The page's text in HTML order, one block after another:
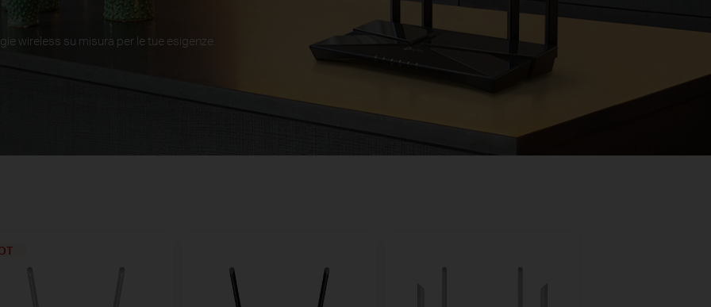
wireless su misura per le tue esigenze.